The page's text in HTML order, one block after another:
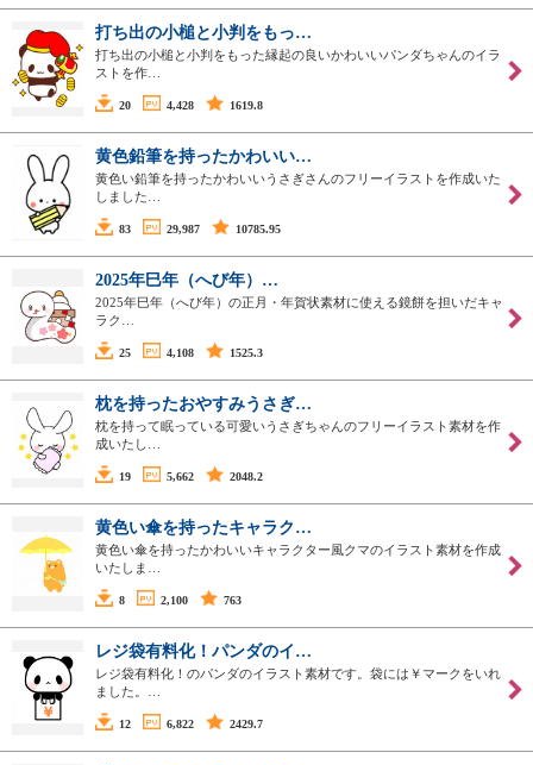
打ち出の小槌と小判をもっ…
打ち出の小槌と小判をもった縁起の良いかわいいパンダちゃんのイラ
ストを作…
20 4,428 1619.8
黄色鉛筆を持ったかわいい…
黄色い鉛筆を持ったかわいいうさぎさんのフリーイラストを作成いた
しました…
83 29,987 10785.95
2025年巳年（へび年）…
2025年巳年（へび年）の正月・年賀状素材に使える鏡餅を担いだキャ
ラク…
25 4,108 1525.3
枕を持ったおやすみうさぎ…
枕を持って眠っている可愛いうさぎちゃんのフリーイラスト素材を作
成いたし…
19 5,662 2048.2
黄色い傘を持ったキャラク…
黄色い傘を持ったかわいいキャラクター風クマのイラスト素材を作成
いたしま…
8 2,100 763
レジ袋有料化！パンダのイ…
レジ袋有料化！のパンダのイラスト素材です。袋には￥マークをいれ
ました。…
12 6,822 2429.7